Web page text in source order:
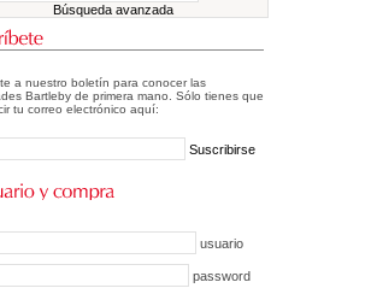
Búsqueda avanzada
a nuestro boletín para conocer las
Bartleby de primera mano. Sólo tienes que
tu correo electrónico aquí:
Suscribirse
usuario
password